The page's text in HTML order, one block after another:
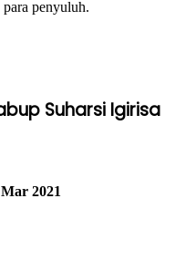
penyuluh.
Suharsi Igirisa
2021